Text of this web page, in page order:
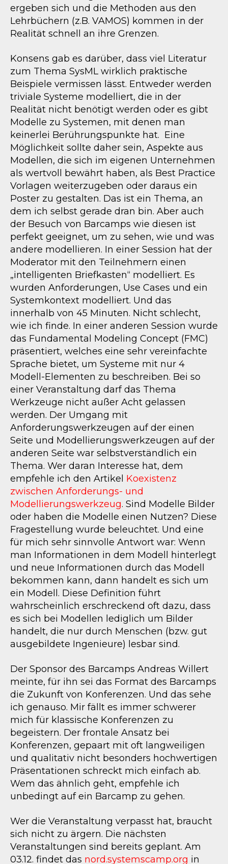
ergeben sich und die Methoden aus den
Lehrbüchern (z.B. VAMOS) kommen in der
Realität schnell an ihre Grenzen.
Konsens gab es darüber, dass viel Literatur
zum Thema SysML wirklich praktische
Beispiele vermissen lässt. Entweder werden
triviale Systeme modelliert, die in der
Realität nicht benötigt werden oder es gibt
Modelle zu Systemen, mit denen man
keinerlei Berührungspunkte hat. Eine
Möglichkeit sollte daher sein, Aspekte aus
Modellen, die sich im eigenen Unternehmen
als wertvoll bewährt haben, als Best Practice
Vorlagen weiterzugeben oder daraus ein
Poster zu gestalten. Das ist ein Thema, an
dem ich selbst gerade dran bin. Aber auch
der Besuch von Barcamps wie diesen ist
perfekt geeignet, um zu sehen, wie und was
andere modellieren. In einer Session hat der
Moderator mit den Teilnehmern einen
„intelligenten Briefkasten“ modelliert. Es
wurden Anforderungen, Use Cases und ein
Systemkontext modelliert. Und das
innerhalb von 45 Minuten. Nicht schlecht,
wie ich finde. In einer anderen Session wurde
das Fundamental Modeling Concept (FMC)
präsentiert, welches eine sehr vereinfachte
Sprache bietet, um Systeme mit nur 4
Modell-Elementen zu beschreiben. Bei so
einer Veranstaltung darf das Thema
Werkzeuge nicht außer Acht gelassen
werden. Der Umgang mit
Anforderungswerkzeugen auf der einen
Seite und Modellierungswerkzeugen auf der
anderen Seite war selbstverständlich ein
Thema. Wer daran Interesse hat, dem
empfehle ich den Artikel Koexistenz
zwischen Anforderungs- und
Modellierungswerkzeug. Sind Modelle Bilder
oder haben die Modelle einen Nutzen? Diese
Fragestellung wurde beleuchtet. Und eine
für mich sehr sinnvolle Antwort war: Wenn
man Informationen in dem Modell hinterlegt
und neue Informationen durch das Modell
bekommen kann, dann handelt es sich um
ein Modell. Diese Definition führt
wahrscheinlich erschreckend oft dazu, dass
es sich bei Modellen lediglich um Bilder
handelt, die nur durch Menschen (bzw. gut
ausgebildete Ingenieure) lesbar sind.
Der Sponsor des Barcamps Andreas Willert
meinte, für ihn sei das Format des Barcamps
die Zukunft von Konferenzen. Und das sehe
ich genauso. Mir fällt es immer schwerer
mich für klassische Konferenzen zu
begeistern. Der frontale Ansatz bei
Konferenzen, gepaart mit oft langweiligen
und qualitativ nicht besonders hochwertigen
Präsentationen schreckt mich einfach ab.
Wem das ähnlich geht, empfehle ich
unbedingt auf ein Barcamp zu gehen.
Wer die Veranstaltung verpasst hat, braucht
sich nicht zu ärgern. Die nächsten
Veranstaltungen sind bereits geplant. Am
03.12. findet das nord.systemscamp.org in